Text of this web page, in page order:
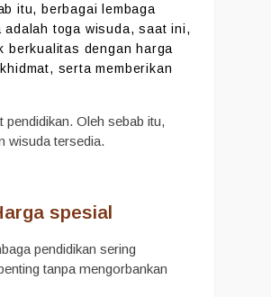
itu, berbagai lembaga
adalah toga wisuda, saat ini,
berkualitas dengan harga
serta memberikan
Oleh sebab itu,
wisuda tersedia.
spesial
pendidikan sering
tanpa mengorbankan